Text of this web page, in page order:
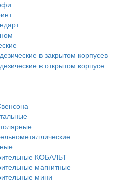
в закрытом корпусев
в открытом корпусе
КОБАЛЬТ
магнитные
мини